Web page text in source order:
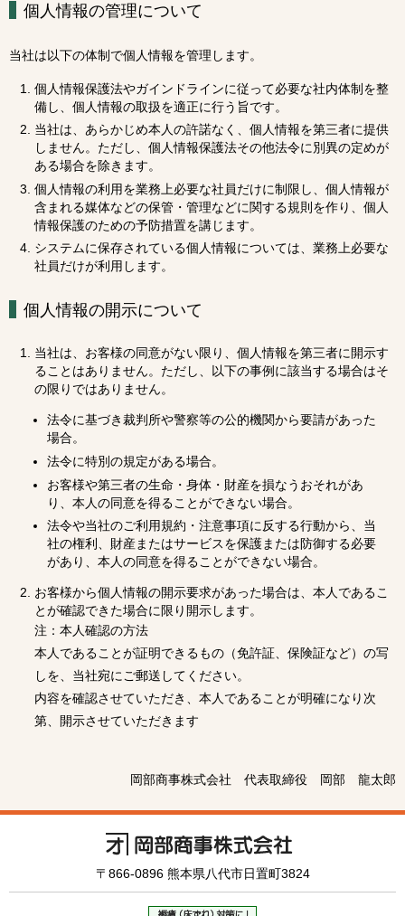
個人情報の管理について
当社は以下の体制で個人情報を管理します。
個人情報保護法やガインドラインに従って必要な社内体制を整
備し、個人情報の取扱を適正に行う旨です。
当社は、あらかじめ本人の許諾なく、個人情報を第三者に提供
しません。ただし、個人情報保護法その他法令に別異の定めが
ある場合を除きます。
個人情報の利用を業務上必要な社員だけに制限し、個人情報が
含まれる媒体などの保管・管理などに関する規則を作り、個人
情報保護のための予防措置を講じます。
システムに保存されている個人情報については、業務上必要な
社員だけが利用します。
個人情報の開示について
当社は、お客様の同意がない限り、個人情報を第三者に開示す
ることはありません。ただし、以下の事例に該当する場合はそ
の限りではありません。
法令に基づき裁判所や警察等の公的機関から要請があった
場合。
法令に特別の規定がある場合。
お客様や第三者の生命・身体・財産を損なうおそれがあ
り、本人の同意を得ることができない場合。
法令や当社のご利用規約・注意事項に反する行動から、当
社の権利、財産またはサービスを保護または防御する必要
があり、本人の同意を得ることができない場合。
お客様から個人情報の開示要求があった場合は、本人であるこ
とが確認できた場合に限り開示します。
注：本人確認の方法
本人であることが証明できるもの（免許証、保険証など）の写
しを、当社宛にご郵送してください。
内容を確認させていただき、本人であることが明確になり次
第、開示させていただきます
岡部商事株式会社 代表取締役 岡部 龍太郎
〒866-0896 熊本県八代市日置町3824
JIS製品の概要